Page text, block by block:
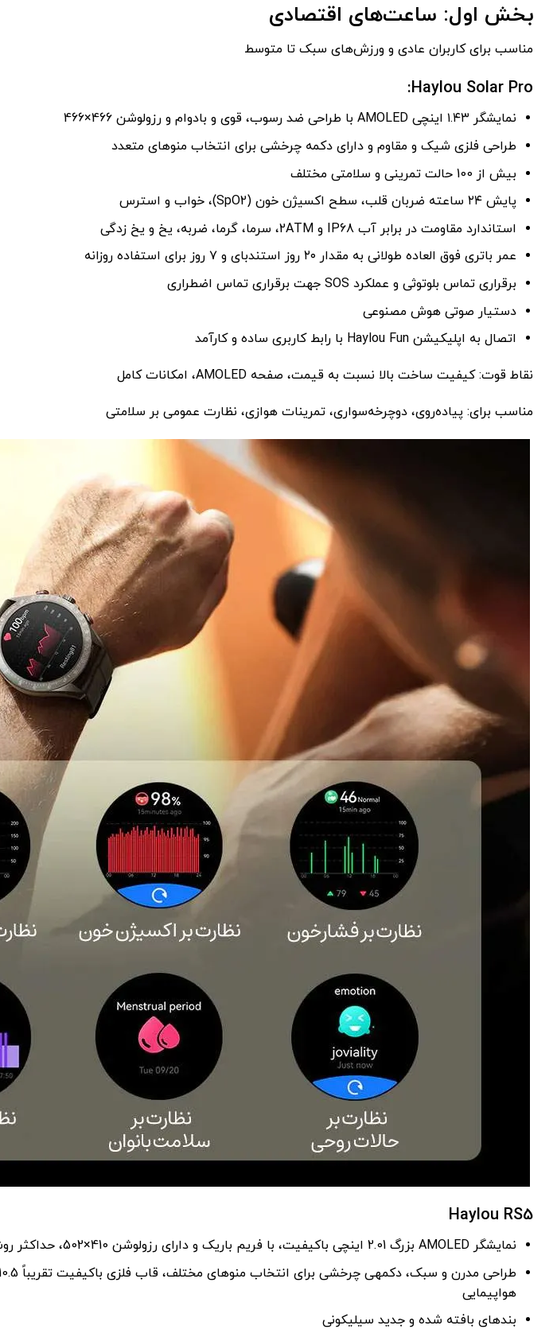
بخش اول: ساعت‌های اقتصادی
مناسب برای کاربران عادی و ورزش‌های سبک تا متوسط
Haylou Solar Pro:
نمایشگر ۱.۴۳ اینچی AMOLED با طراحی ضد رسوب، قوی و بادوام و رزولوشن 466×466
طراحی فلزی شیک و مقاوم و دارای دکمه چرخشی برای انتخاب منوهای متعدد
بیش از 100 حالت تمرینی و سلامتی مختلف
پایش ۲۴ ساعته ضربان قلب، سطح اکسیژن خون (SpO2)، خواب و استرس
استاندارد مقاومت در برابر آب IP68 و 2ATM، سرما، گرما، ضربه، یخ و یخ زدگی
عمر باتری فوق العاده طولانی به مقدار ۲۰ روز استندبای و ۷ روز برای استفاده روزانه
برقراری تماس بلوتوثی و عملکرد SOS جهت برقراری تماس اضطراری
دستیار صوتی هوش مصنوعی
اتصال به اپلیکیشن Haylou Fun با رابط کاربری ساده و کارآمد
نقاط قوت: کیفیت ساخت بالا نسبت به قیمت، صفحه AMOLED، امکانات کامل
مناسب برای: پیاده‌روی، دوچرخه‌سواری، تمرینات هوازی، نظارت عمومی بر سلامتی
Haylou RS5
نمایشگر AMOLED بزرگ 2.01 اینچی باکیفیت، با فریم باریک و دارای رزولوشن 410×502، حداکثر روشنایی 1000nit و نرخ بروزرسانی 60Hz
هواپیمایی
بندهای بافته شده و جدید سیلیکونی